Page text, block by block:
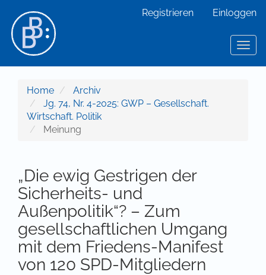
Hauptinhalt
Sidebar
Registrieren Einloggen
Home
Archiv
Jg. 74, Nr. 4-2025: GWP – Gesellschaft.
Wirtschaft. Politik
Meinung
„Die ewig Gestrigen der
Sicherheits- und
Außenpolitik“? – Zum
gesellschaftlichen Umgang
mit dem Friedens-Manifest
von 120 SPD-Mitgliedern